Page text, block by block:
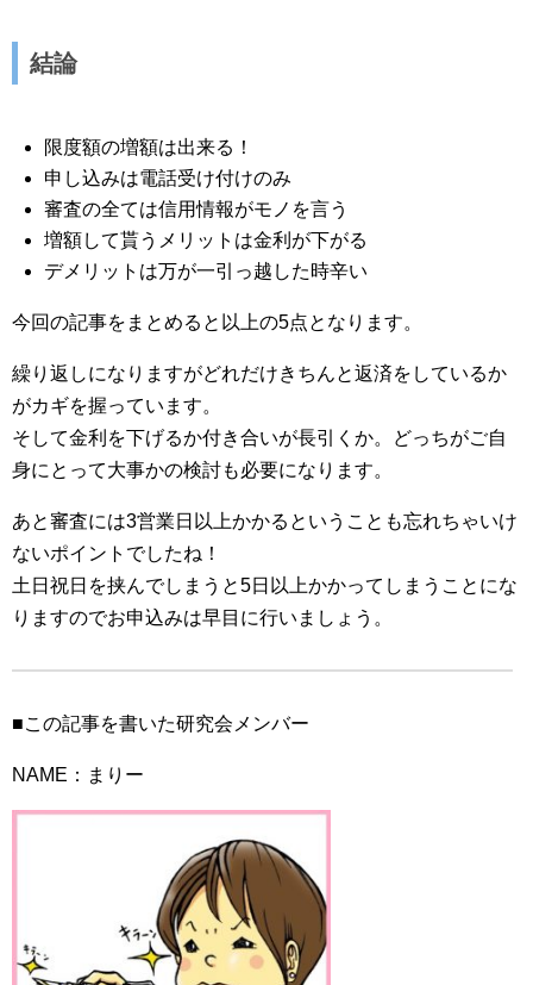
結論
限度額の増額は出来る！
申し込みは電話受け付けのみ
審査の全ては信用情報がモノを言う
増額して貰うメリットは金利が下がる
デメリットは万が一引っ越した時辛い
今回の記事をまとめると以上の5点となります。
繰り返しになりますがどれだけきちんと返済をしているか
がカギを握っています。
そして金利を下げるか付き合いが長引くか。どっちがご自
身にとって大事かの検討も必要になります。
あと審査には3営業日以上かかるということも忘れちゃいけ
ないポイントでしたね！
土日祝日を挟んでしまうと5日以上かかってしまうことにな
りますのでお申込みは早目に行いましょう。
■この記事を書いた研究会メンバー
NAME：まりー